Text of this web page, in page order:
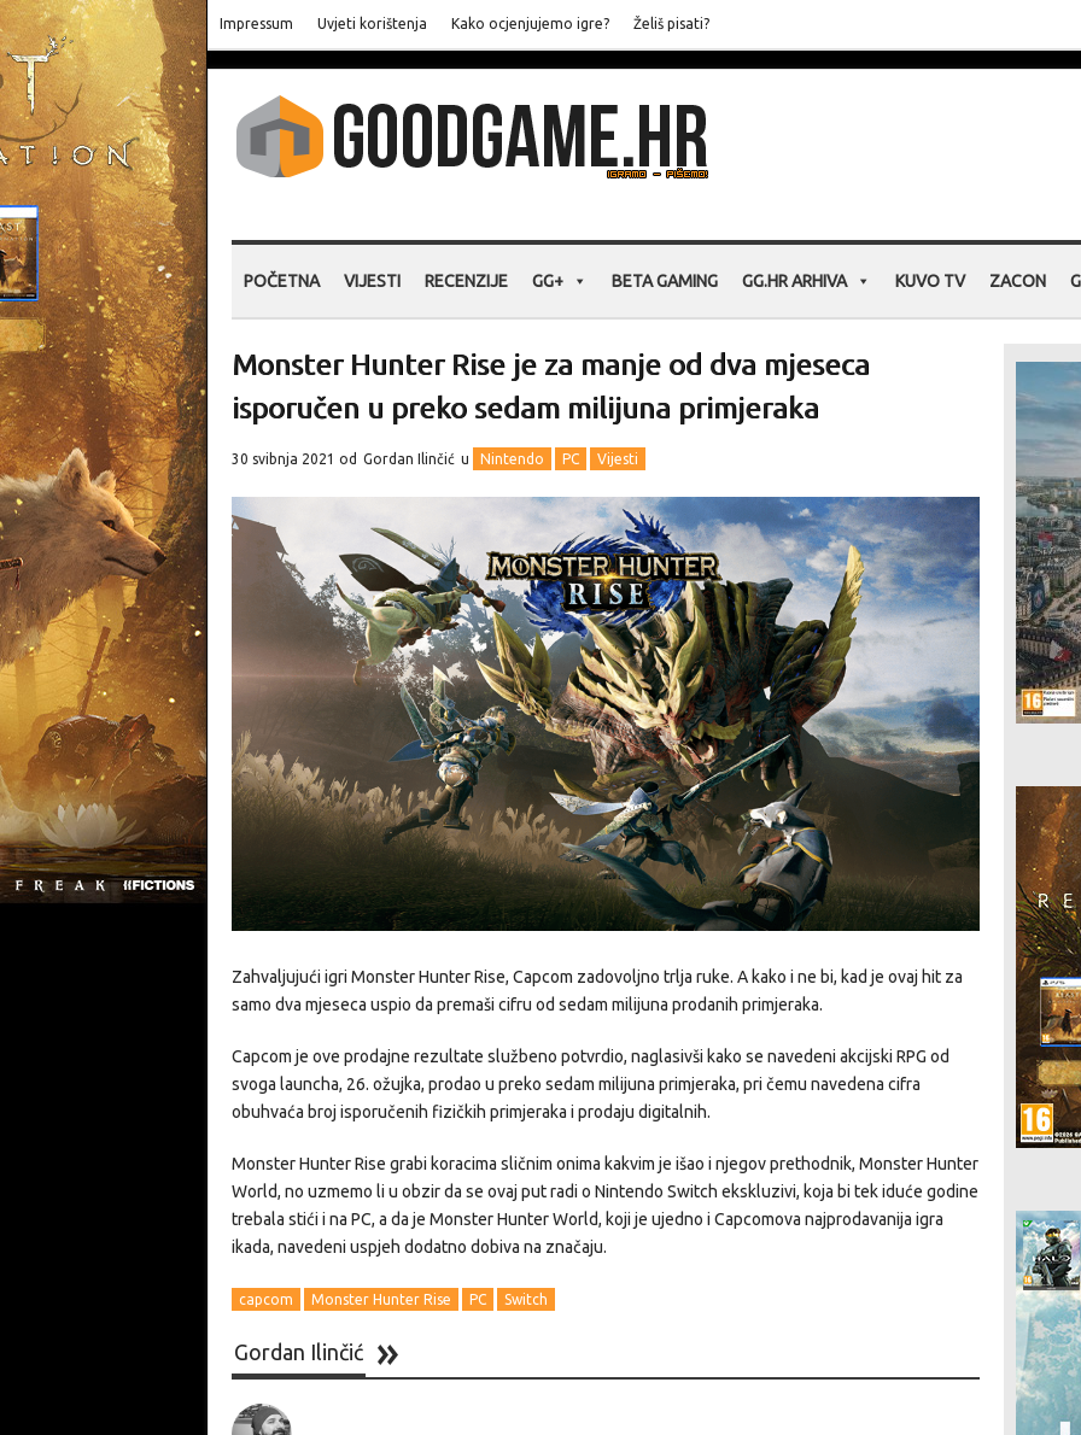
Impressum Uvjeti korištenja Kako ocjenjujemo igre? Želiš pisati?
POČETNA VIJESTI RECENZIJE GG+ BETA GAMING GG.HR ARHIVA KUVO TV ZACON
Monster Hunter Rise je za manje od dva mjeseca
isporučen u preko sedam milijuna primjeraka
30 svibnja 2021 od Gordan Ilinčić u Nintendo PC Vijesti
Zahvaljujući igri Monster Hunter Rise, Capcom zadovoljno trlja ruke. A kako i ne bi, kad je ovaj hit za
samo dva mjeseca uspio da premaši cifru od sedam milijuna prodanih primjeraka.
Capcom je ove prodajne rezultate službeno potvrdio, naglasivši kako se navedeni akcijski RPG od
svoga launcha, 26. ožujka, prodao u preko sedam milijuna primjeraka, pri čemu navedena cifra
obuhvaća broj isporučenih fizičkih primjeraka i prodaju digitalnih.
Monster Hunter Rise grabi koracima sličnim onima kakvim je išao i njegov prethodnik, Monster Hunter
World, no uzmemo li u obzir da se ovaj put radi o Nintendo Switch ekskluzivi, koja bi tek iduće godine
trebala stići i na PC, a da je Monster Hunter World, koji je ujedno i Capcomova najprodavanija igra
ikada, navedeni uspjeh dodatno dobiva na značaju.
capcom Monster Hunter Rise PC Switch
Gordan Ilinčić